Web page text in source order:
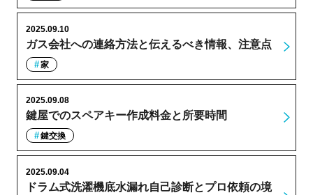
ガス会社への連絡方法と伝えるべき情報、注意点
2025.09.10
家
鍵屋でのスペアキー作成料金と所要時間
2025.09.08
鍵交換
ドラム式洗濯機底水漏れ自己診断とプロ依頼の境
2025.09.04